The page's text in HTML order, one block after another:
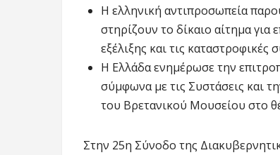
Η ελληνική αντιπροσωπεία
στηρίζουν το δίκαιο αίτημα
εξέλιξης και τις
Η Ελλάδα ενημέρωσε την
σύμφωνα με τις Συστάσεις και
του Βρετανικού Μουσείου στο
Στην 25η Σύνοδο της